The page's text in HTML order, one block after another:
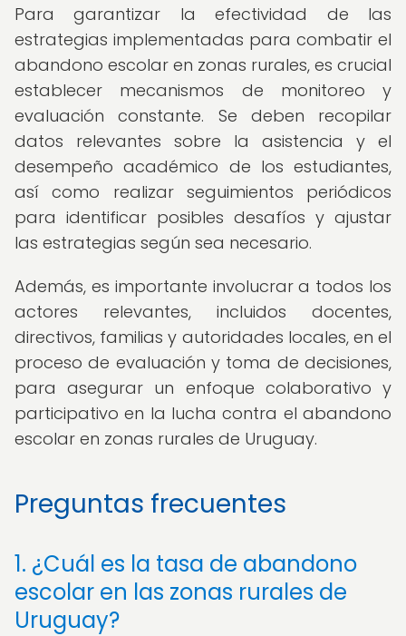
Para garantizar la efectividad de las
estrategias implementadas para combatir el
abandono escolar en zonas rurales, es crucial
establecer mecanismos de monitoreo y
evaluación constante. Se deben recopilar
datos relevantes sobre la asistencia y el
desempeño académico de los estudiantes,
así como realizar seguimientos periódicos
para identificar posibles desafíos y ajustar
las estrategias según sea necesario.
Además, es importante involucrar a todos los
actores relevantes, incluidos docentes,
directivos, familias y autoridades locales, en el
proceso de evaluación y toma de decisiones,
para asegurar un enfoque colaborativo y
participativo en la lucha contra el abandono
escolar en zonas rurales de Uruguay.
Preguntas frecuentes
1. ¿Cuál es la tasa de abandono
escolar en las zonas rurales de
Uruguay?